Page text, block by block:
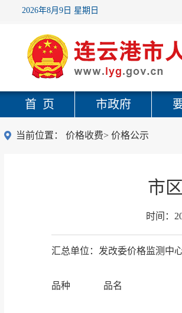
2026年8月9日 星期日
首 页 市政府
当前位置： 价格收费> 价格公示
市
时间：
汇总单位：发改委价格
品种 品名